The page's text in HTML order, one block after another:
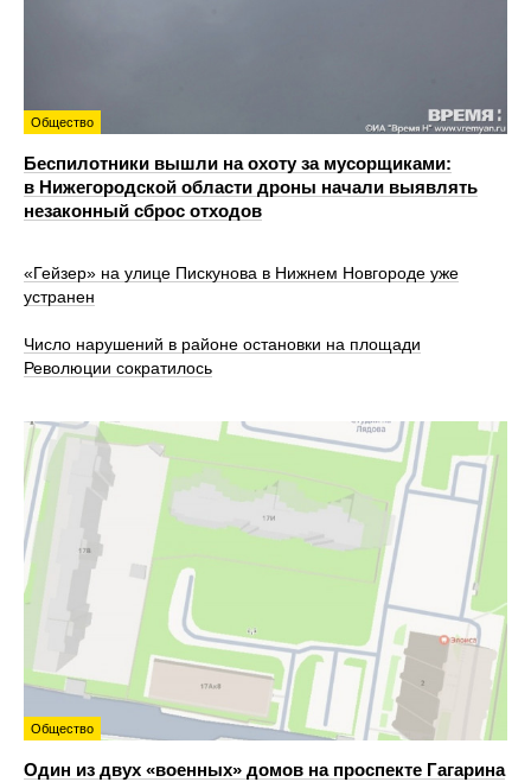
Общество
Беспилотники вышли на охоту за мусорщиками:
в Нижегородской области дроны начали выявлять
незаконный сброс отходов
«Гейзер» на улице Пискунова в Нижнем Новгороде уже
устранен
Число нарушений в районе остановки на площади
Революции сократилось
Общество
Один из двух «военных» домов на проспекте Гагарина